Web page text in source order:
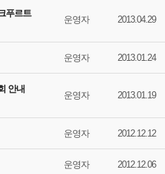
푸르트
운영자 2013.04.29
운영자 2013.01.24
안내
운영자 2013.01.19
운영자 2012.12.12
운영자 2012.12.06